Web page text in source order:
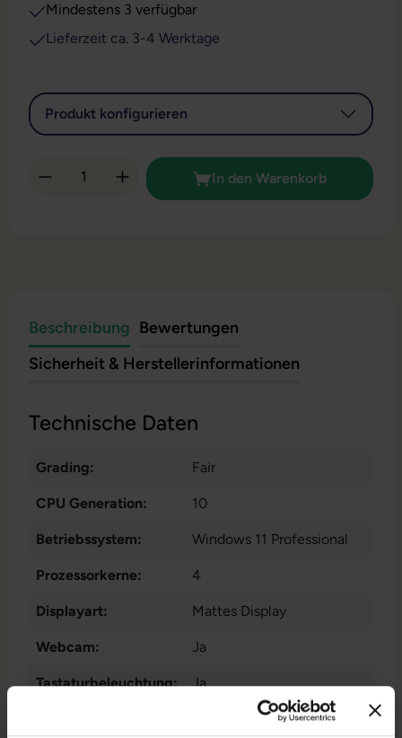
Mindestens 3 verfügbar
Lieferzeit ca. 3-4 Werktage
Produkt konfigurieren
Produkt Anzahl: Gib den gewünschten
In den Warenkorb
Beschreibung Bewertungen
Sicherheit & Herstellerinformationen
Technische Daten
Grading: Fair
CPU Generation: 10
Betriebssystem: Windows 11 Professional
Prozessorkerne: 4
Displayart: Mattes Display
Webcam: Ja
Tastaturbeleuchtung: Ja
1x Audio / Mikrofon - 3.5